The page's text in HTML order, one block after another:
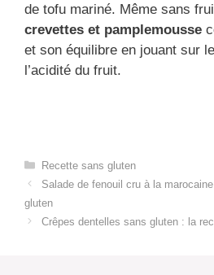
de tofu mariné. Même sans
crevettes et pamplemousse
et son équilibre en jouant sur
l’acidité du fruit.
Categories
Recette sans gluten
Salade de fenouil cru à la
gluten
Crêpes dentelles sans gluten : la